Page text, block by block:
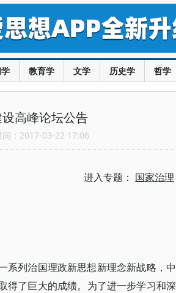
教育学 文学 历史学 哲学
高峰论坛公告
：2017-03-22 17:06
进入专题： 国家治理
系列治国理政新思想新理念新战略，中
得了巨大的成绩。为了进一步学习和深